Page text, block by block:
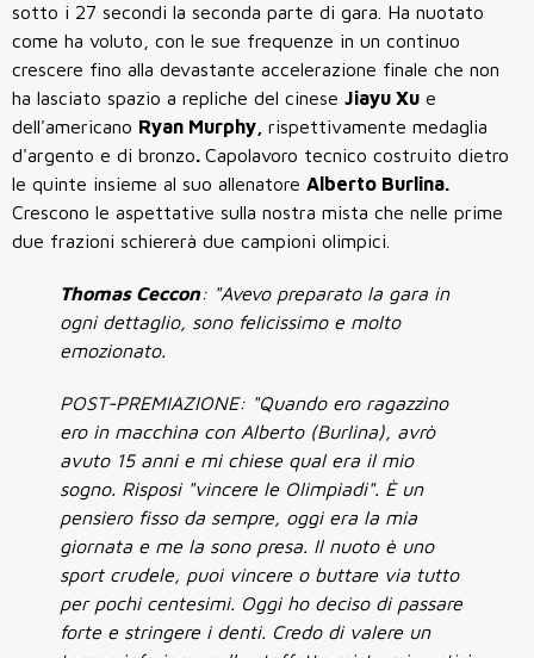
sotto i 27 secondi la seconda parte di gara. Ha nuotato
come ha voluto, con le sue frequenze in un continuo
crescere fino alla devastante accelerazione finale che non
ha lasciato spazio a repliche del cinese Jiayu Xu e
dell'americano Ryan Murphy, rispettivamente medaglia
d'argento e di bronzo. Capolavoro tecnico costruito dietro
le quinte insieme al suo allenatore Alberto Burlina.
Crescono le aspettative sulla nostra mista che nelle prime
due frazioni schiererà due campioni olimpici.
Thomas Ceccon: "Avevo preparato la gara in
ogni dettaglio, sono felicissimo e molto
emozionato.
POST-PREMIAZIONE: "Quando ero ragazzino
ero in macchina con Alberto (Burlina), avrò
avuto 15 anni e mi chiese qual era il mio
sogno. Risposi "vincere le Olimpiadi". È un
pensiero fisso da sempre, oggi era la mia
giornata e me la sono presa. Il nuoto è uno
sport crudele, puoi vincere o buttare via tutto
per pochi centesimi. Oggi ho deciso di passare
forte e stringere i denti. Credo di valere un